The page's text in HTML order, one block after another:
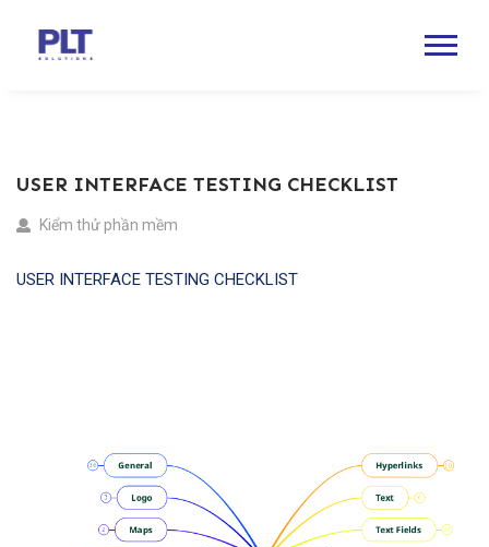
USER INTERFACE TESTING CHECKLIST
Kiểm thử phần mềm
USER INTERFACE TESTING CHECKLIST